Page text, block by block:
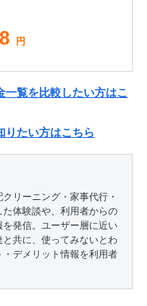
円
一覧を比較したい方はこ
りたい方はこちら
リーニング・家事代行・
体験談や、利用者からの
発信。ユーザー層に近い
共に、使ってみないとわ
デメリット情報を利用者